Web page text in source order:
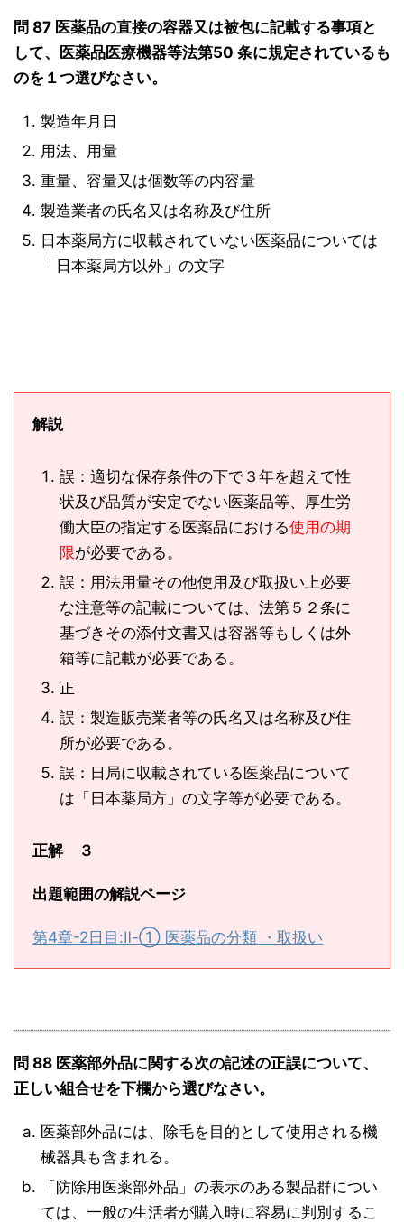
問 87 医薬品の直接の容器又は被包に記載する事項と
して、医薬品医療機器等法第50 条に規定されているも
のを１つ選びなさい。
製造年月日
用法、用量
重量、容量又は個数等の内容量
製造業者の氏名又は名称及び住所
日本薬局方に収載されていない医薬品については
「日本薬局方以外」の文字
解説
誤：適切な保存条件の下で３年を超えて性
状及び品質が安定でない医薬品等、厚生労
働大臣の指定する医薬品における使用の期
限が必要である。
誤：用法用量その他使用及び取扱い上必要
な注意等の記載については、法第５２条に
基づきその添付文書又は容器等もしくは外
箱等に記載が必要である。
正
誤：製造販売業者等の氏名又は名称及び住
所が必要である。
誤：日局に収載されている医薬品について
は「日本薬局方」の文字等が必要である。
正解 ３
出題範囲の解説ページ
第4章-2日目:Ⅱ-① 医薬品の分類 ・取扱い
問 88 医薬部外品に関する次の記述の正誤について、
正しい組合せを下欄から選びなさい。
医薬部外品には、除毛を目的として使用される機
械器具も含まれる。
「防除用医薬部外品」の表示のある製品群につい
ては、一般の生活者が購入時に容易に判別するこ